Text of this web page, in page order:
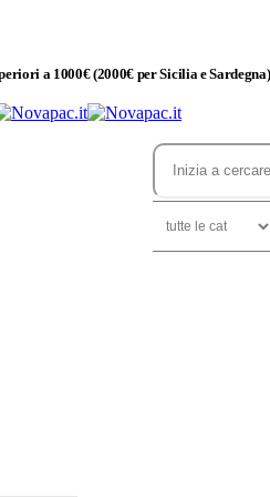
a 1000€ (2000€ per Sicilia e Sardegna)